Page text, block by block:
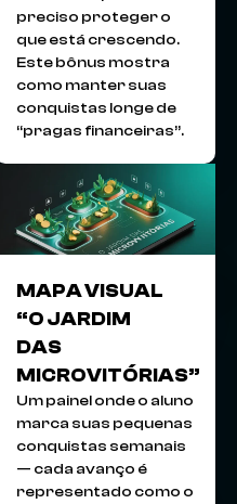
preciso proteger o
que está crescendo.
Este bônus mostra
como manter suas
conquistas longe de
“pragas financeiras”.
MAPA VISUAL
“O JARDIM
DAS
MICROVITÓRIAS”
Um painel onde o aluno
marca suas pequenas
conquistas semanais
— cada avanço é
representado como o